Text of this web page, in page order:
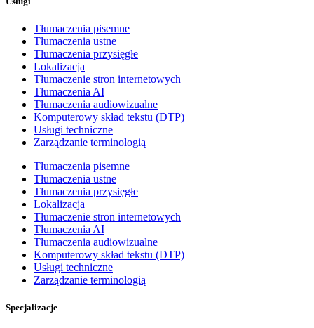
Tłumaczenia pisemne
Tłumaczenia ustne
Tłumaczenia przysięgłe
Lokalizacja
Tłumaczenie stron internetowych
Tłumaczenia AI
Tłumaczenia audiowizualne
Komputerowy skład tekstu (DTP)
Usługi techniczne
Zarządzanie terminologią
Tłumaczenia pisemne
Tłumaczenia ustne
Tłumaczenia przysięgłe
Lokalizacja
Tłumaczenie stron internetowych
Tłumaczenia AI
Tłumaczenia audiowizualne
Komputerowy skład tekstu (DTP)
Usługi techniczne
Zarządzanie terminologią
Specjalizacje